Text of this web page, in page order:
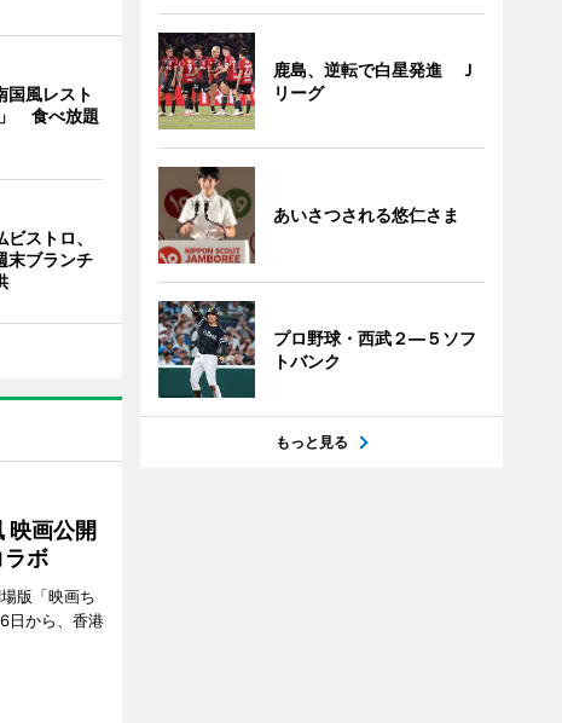
国風レスト
食べ放題
ストロ、
末ブランチ
映画公開
ボ
版「映画ち
日から、香港
鹿島、逆転で白星発進 Ｊ
リーグ
あいさつされる悠仁さま
プロ野球・西武２―５ソフ
トバンク
もっと見る